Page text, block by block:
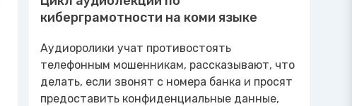
киберграмотности на коми языке
Аудиоролики учат противостоять
телефонным мошенникам, рассказывают, что
делать, если звонят с номера банка и просят
предоставить конфиденциальные данные,